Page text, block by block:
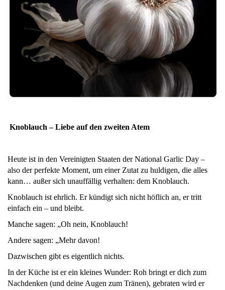
Knoblauch – Liebe auf den zweiten Atem
Heute ist in den Vereinigten Staaten der National Garlic Day –
also der perfekte Moment, um einer Zutat zu huldigen, die alles
kann… außer sich unauffällig verhalten: dem Knoblauch.
Knoblauch ist ehrlich. Er kündigt sich nicht höflich an, er tritt
einfach ein – und bleibt.
Manche sagen: „Oh nein, Knoblauch!
Andere sagen: „Mehr davon!
Dazwischen gibt es eigentlich nichts.
In der Küche ist er ein kleines Wunder: Roh bringt er dich zum
Nachdenken (und deine Augen zum Tränen), gebraten wird er